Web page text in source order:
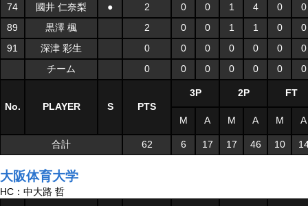
74
國井 仁奈梨 ● 2 0 0 1 4 0
0
89
黒澤 楓 2 0 0 1 1 0
0
91
深津 彩生 0 0 0 0 0 0
0
チーム
0 0 0 0 0 0 0
No. PLAYER S PTS
3P 2P FT
M A M A M A
合計 62 6 17 17 46 10
大阪体育大学
HC：中大路 哲